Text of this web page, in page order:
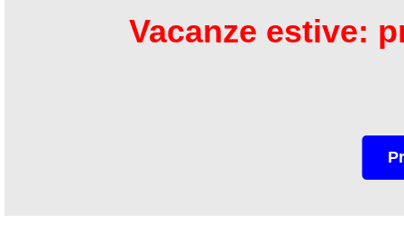
Vacanze estive: